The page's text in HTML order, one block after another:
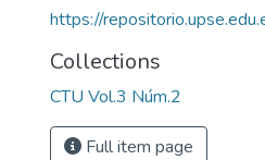
https://
Collections
CTU Vol.3 Núm.2
Full item page